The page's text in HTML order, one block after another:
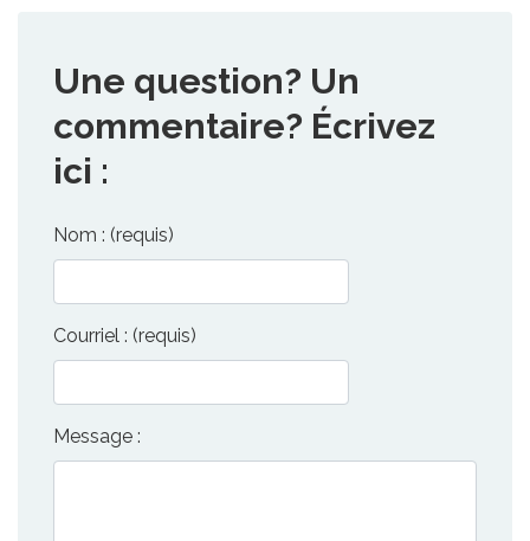
Une question? Un
commentaire? Écrivez
ici :
Nom : (requis)
Courriel : (requis)
Message :